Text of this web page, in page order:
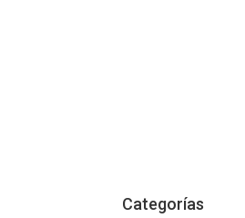
Categorías